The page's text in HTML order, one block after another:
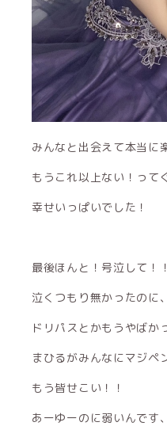
みんなと出会えて本当に
もうこれ以上ない！って
幸せいっぱいでした！
最後ほんと！号泣して！
泣くつもり無かったのに、
ドリパスとかもうやばか
まひるがみんなにマジペ
もう皆せこい！！
あーゆーのに弱いんです